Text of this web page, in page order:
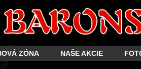
ZÓNA NAŠE AKCIE